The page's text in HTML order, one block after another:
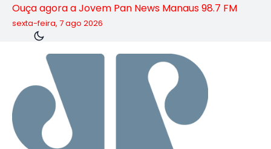
Ouça agora a Jovem Pan News Manaus 98.7 FM
sexta-feira, 7 ago 2026